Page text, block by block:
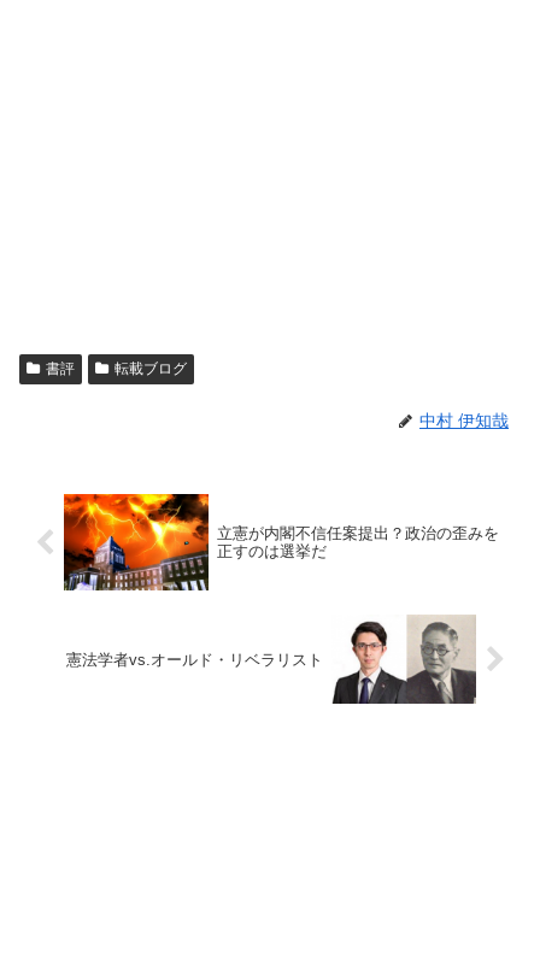
書評 転載ブログ
中村 伊知哉
立憲が内閣不信任案提出？政治の歪みを
正すのは選挙だ
憲法学者vs.オールド・リベラリスト